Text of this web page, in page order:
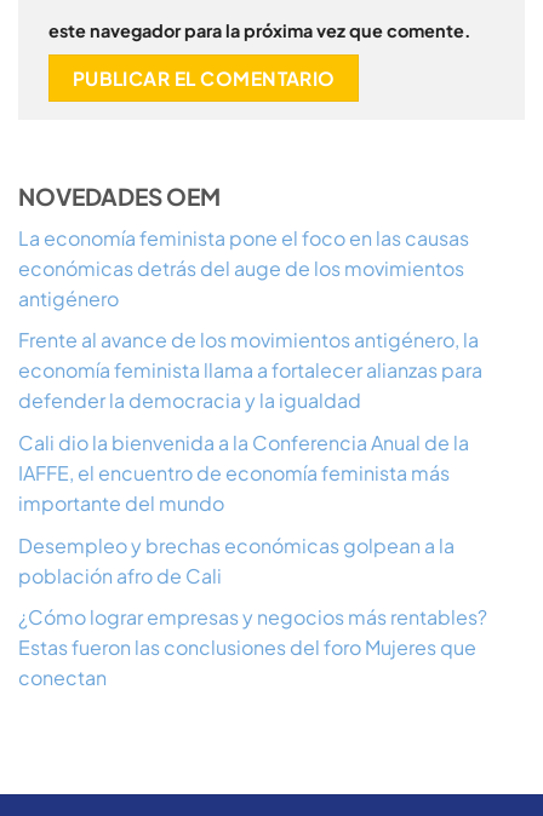
este navegador para la próxima vez que comente.
NOVEDADES OEM
La economía feminista pone el foco en las causas
económicas detrás del auge de los movimientos
antigénero
Frente al avance de los movimientos antigénero, la
economía feminista llama a fortalecer alianzas para
defender la democracia y la igualdad
Cali dio la bienvenida a la Conferencia Anual de la
IAFFE, el encuentro de economía feminista más
importante del mundo
Desempleo y brechas económicas golpean a la
población afro de Cali
¿Cómo lograr empresas y negocios más rentables?
Estas fueron las conclusiones del foro Mujeres que
conectan